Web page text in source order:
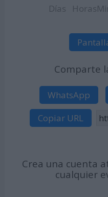
Días Horas
Comparte
WhatsApp
Copiar URL
Crea una cuenta
cualquier